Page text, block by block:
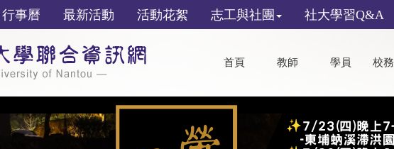
行事曆 最新活動 活動花絮 志工與社團 社大學習Q&A
首頁 教師 學員 校務